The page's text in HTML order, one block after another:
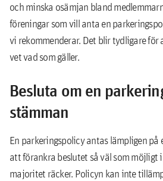
och minska osämjan bland
föreningar som vill anta en
vi rekommenderar. Det blir tydligare för
vet vad som gäller.
Besluta om en
stämman
En parkeringspolicy antas lämpligen på
att förankra beslutet så väl som möjligt
majoritet räcker. Policyn kan inte